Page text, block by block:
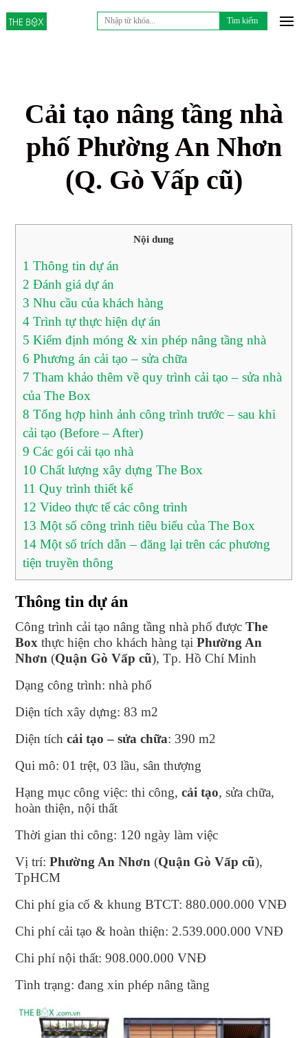
Tìm
kiếm
Cải tạo nâng tầng nhà
phố Phường An Nhơn
(Q. Gò Vấp cũ)
Nội dung
1 Thông tin dự án
2 Đánh giá dự án
3 Nhu cầu của khách hàng
4 Trình tự thực hiện dự án
5 Kiểm định móng & xin phép nâng tầng nhà
6 Phương án cải tạo – sửa chữa
7 Tham khảo thêm về quy trình cải tạo – sửa nhà
của The Box
8 Tổng hợp hình ảnh công trình trước – sau khi
cải tạo (Before – After)
9 Các gói cải tạo nhà
10 Chất lượng xây dựng The Box
11 Quy trình thiết kế
12 Video thực tế các công trình
13 Một số công trình tiêu biểu của The Box
14 Một số trích dẫn – đăng lại trên các phương
tiện truyền thông
Thông tin dự án
Công trình cải tạo nâng tầng nhà phố đượcThe
Box thực hiện cho khách hàng tạiPhường An
Nhơn (Quận Gò Vấp cũ), Tp. Hồ Chí Minh
Dạng công trình: nhà phố
Diện tích xây dựng: 83 m2
Diện tíchcải tạo – sửa chữa: 390 m2
Qui mô: 01 trệt, 03 lầu, sân thượng
Hạng mục công việc: thi công,cải tạo, sửa chữa,
hoàn thiện, nội thất
Thời gian thi công: 120 ngày làm việc
Vị trí:Phường An Nhơn (Quận Gò Vấp cũ),
TpHCM
Chi phí gia cố & khung BTCT: 880.000.000 VNĐ
Chi phí cải tạo & hoàn thiện: 2.539.000.000 VNĐ
Chi phí nội thất: 908.000.000 VNĐ
Tình trạng: đang xin phép nâng tầng